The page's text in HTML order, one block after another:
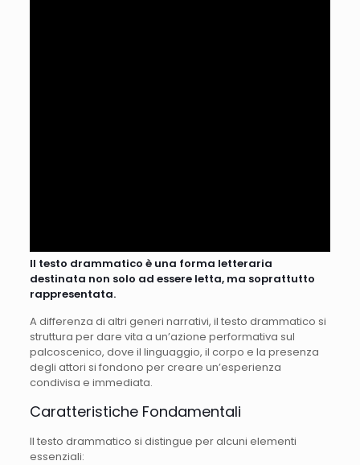
Il testo drammatico è una forma letteraria
destinata non solo ad essere letta, ma soprattutto
rappresentata.
A differenza di altri generi narrativi, il testo drammatico si
struttura per dare vita a un’azione performativa sul
palcoscenico, dove il linguaggio, il corpo e la presenza
degli attori si fondono per creare un’esperienza
condivisa e immediata.
Caratteristiche Fondamentali
Il testo drammatico si distingue per alcuni elementi
essenziali: